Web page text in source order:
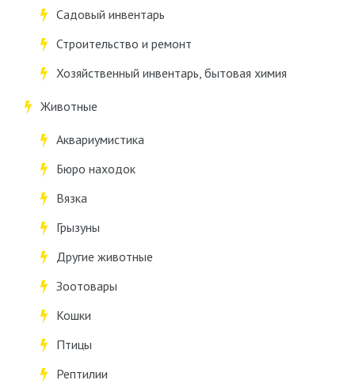
Садовый инвентарь
Строительство и ремонт
Хозяйственный инвентарь, бытовая химия
Животные
Аквариумистика
Бюро находок
Вязка
Грызуны
Другие животные
Зоотовары
Кошки
Птицы
Рептилии